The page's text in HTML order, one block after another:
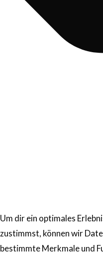
Um dir ein optimales
zustimmst, können wir
bestimmte Merkmale und